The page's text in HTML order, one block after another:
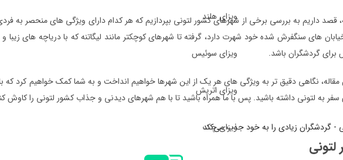
ویزای هلند
ویزای سوئیس
ویزای اتریش
ویزای چک
قصد داریم به بررسی برخی از شهرهای کشور لتونی بپردازیم که هر کدام دارای ویژگی های منحصر به
های سنگفرش شده خود شهرت دارد، گرفته تا شهرهای کوچکتر مانند لیگاتنه که با دریاچه های
گردشگران باشد.
مقاله، نگاهی دقیق تر به ویژگی های هر یک از این شهرها خواهیم انداخت و به شما کمک خواهیم کرد که
سفر به لتونی داشته باشید. پس با ما همراه باشید تا با هم شهرهای دیدنی و جذاب کشور لتونی را کاوش
لتونی